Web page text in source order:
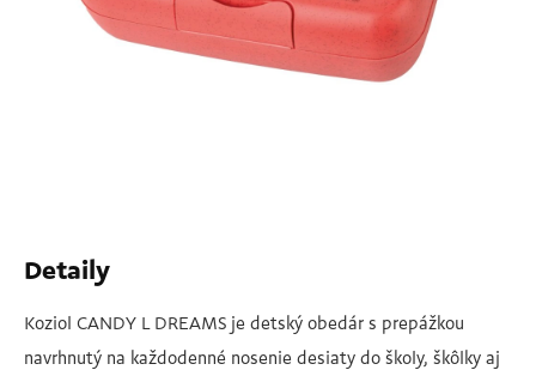
Detaily
Koziol CANDY L DREAMS je detský obedár s prepážkou
navrhnutý na každodenné nosenie desiaty do školy, škôlky aj